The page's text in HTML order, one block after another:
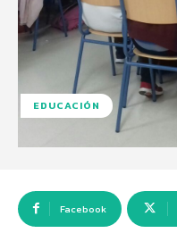
EDUCACIÓN
Facebook